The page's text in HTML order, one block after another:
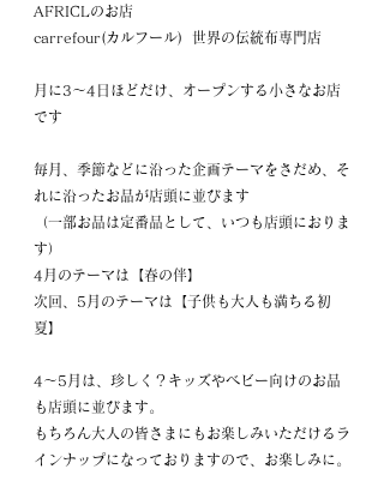
AFRICLのお店
carrefour(カルフール)  世界の伝統布専門店
月に3～4日ほどだけ、オープンする小さなお店
です
毎月、季節などに沿った企画テーマをさだめ、そ
れに沿ったお品が店頭に並びます
（一部お品は定番品として、いつも店頭におりま
す）
4月のテーマは【春の伴】
次回、5月のテーマは【子供も大人も満ちる初
夏】
4～5月は、珍しく？キッズやベビー向けのお品
も店頭に並びます。
もちろん大人の皆さまにもお楽しみいただけるラ
インナップになっておりますので、お楽しみに。